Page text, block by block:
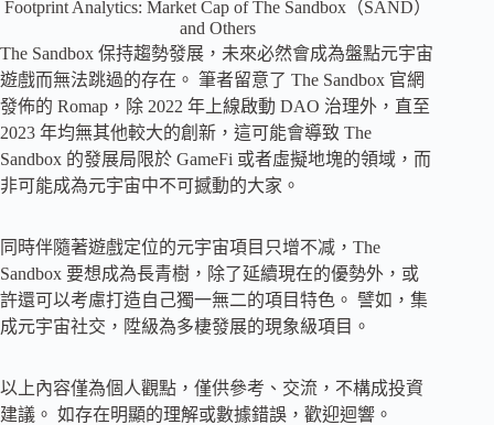
Footprint Analytics: Market Cap of The Sandbox（SAND）
and Others
The Sandbox 保持趨勢發展，未來必然會成為盤點元宇宙
遊戲而無法跳過的存在。 筆者留意了 The Sandbox 官網
發佈的 Romap，除 2022 年上線啟動 DAO 治理外，直至
2023 年均無其他較大的創新，這可能會導致 The
Sandbox 的發展局限於 GameFi 或者虛擬地塊的領域，而
非可能成為元宇宙中不可撼動的大家。
同時伴隨著遊戲定位的元宇宙項目只增不减，The
Sandbox 要想成為長青樹，除了延續現在的優勢外，或
許還可以考慮打造自己獨一無二的項目特色。 譬如，集
成元宇宙社交，陞級為多棲發展的現象級項目。
以上內容僅為個人觀點，僅供參考、交流，不構成投資
建議。 如存在明顯的理解或數據錯誤，歡迎迴響。